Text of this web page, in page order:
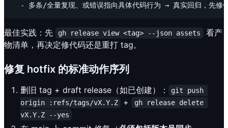
最佳实践：先 gh release view <tag> --json assets
看产
物清单，再决定修代码还是重打 tag。
修复 hotfix 的标准动作序列
删旧 tag + draft release（如已创建）：
git push
origin :refs/tags/vX.Y.Z
+
gh release delete
vX.Y.Z --yes